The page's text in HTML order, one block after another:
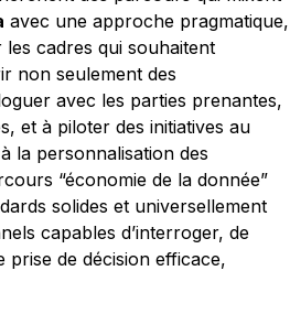
avec une approche pragmatique,
cadres qui souhaitent
non seulement des
avec les parties prenantes,
et à piloter des initiatives au
la personnalisation des
“économie de la donnée”
solides et universellement
capables d’interroger, de
de décision efficace,